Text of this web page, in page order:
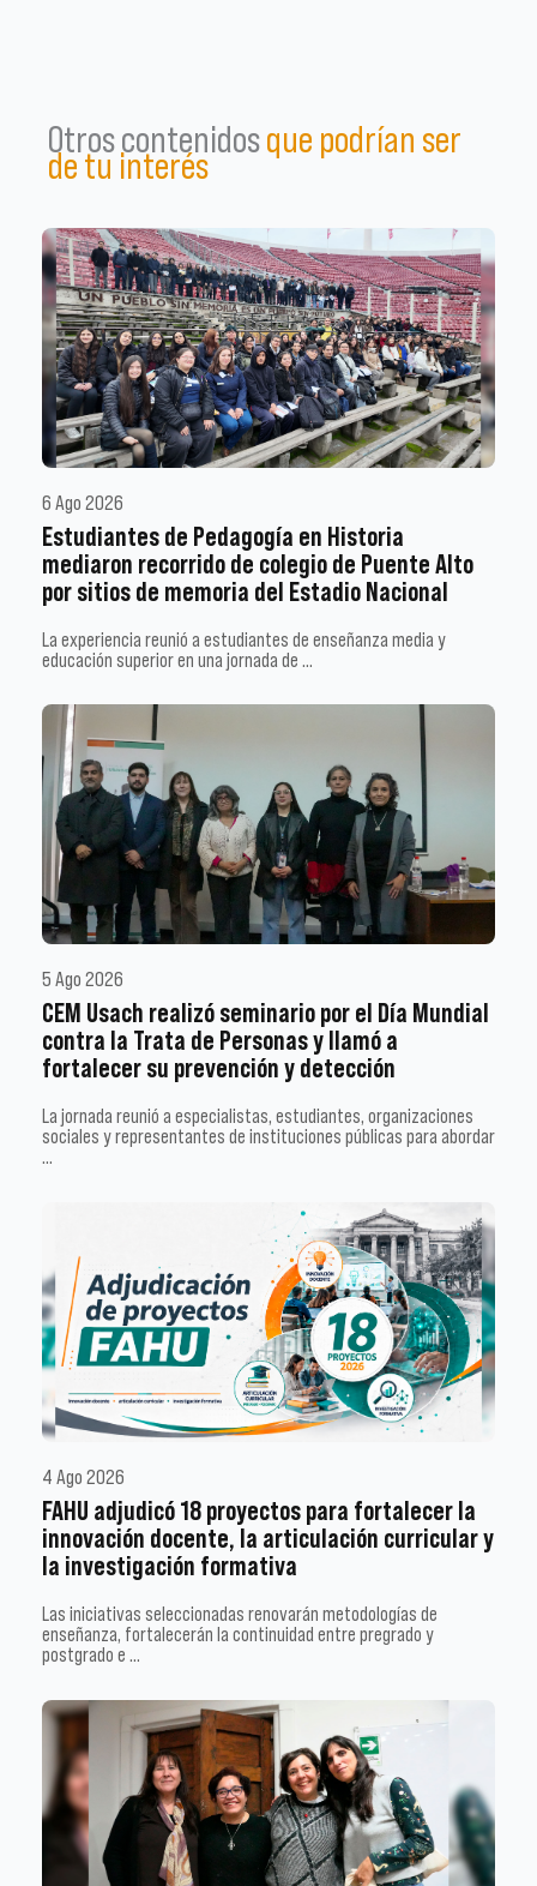
Otros contenidosque podrían ser
de tu interés
6 Ago 2026
Estudiantes de Pedagogía en Historia
mediaron recorrido de colegio de Puente Alto
por sitios de memoria del Estadio Nacional
La experiencia reunió a estudiantes de enseñanza media y
educación superior en una jornada de …
5 Ago 2026
CEM Usach realizó seminario por el Día Mundial
contra la Trata de Personas y llamó a
fortalecer su prevención y detección
La jornada reunió a especialistas, estudiantes, organizaciones
sociales y representantes de instituciones públicas para abordar
…
4 Ago 2026
FAHU adjudicó 18 proyectos para fortalecer la
innovación docente, la articulación curricular y
la investigación formativa
Las iniciativas seleccionadas renovarán metodologías de
enseñanza, fortalecerán la continuidad entre pregrado y
postgrado e …